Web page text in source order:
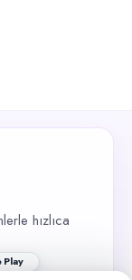
hızlıca
Play